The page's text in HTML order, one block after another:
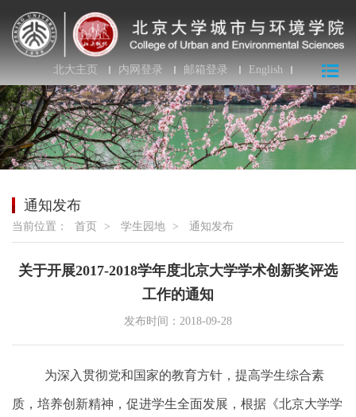
北大主页 内网登录 邮箱登录 English
通知发布
当前位置： 首页 > 学生园地 > 通知发布
关于开展2017-2018学年度北京大学学术创新奖评选
工作的通知
发布时间：2018-09-28
为深入贯彻党和国家的教育方针，提高学生综合素
质，培养创新精神，促进学生全面发展，根据《北京大学学